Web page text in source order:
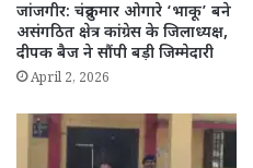
जांजगीर: चंद्रकुमार ओगारे ‘भाकू’ बने
असंगठित क्षेत्र कांग्रेस के जिलाध्यक्ष,
दीपक बैज ने सौंपी बड़ी जिम्मेदारी
April 2, 2026